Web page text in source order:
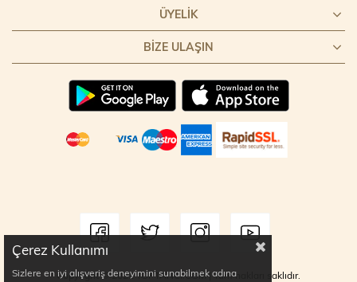
ÜYELIK
BIZE ULAŞIN
Copyright © 2022 TOPTANCI.COM | Tüm hakları saklıdır.
Çerez Kullanımı
Sizlere en iyi alışveriş deneyimini sunabilmek adına